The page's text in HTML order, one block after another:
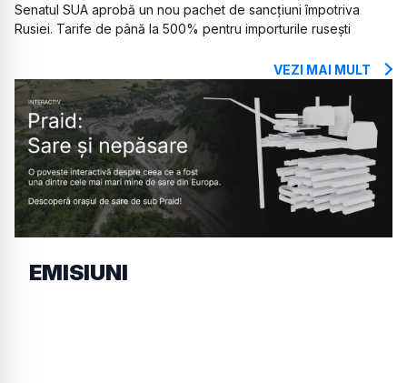
Senatul SUA aprobă un nou pachet de sancțiuni împotriva
Rusiei. Tarife de până la 500% pentru importurile rusești
VEZI MAI MULT
EMISIUNI